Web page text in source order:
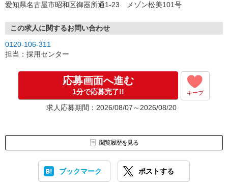
愛知県名古屋市昭和区御器所通1-23 メゾン松美101号
この求人に関するお問い合わせ
0120-106-311
担当：採用センター
応募画面へ進む
1分で応募完了!! キープ
求人応募期間：2026/08/07～2026/08/20
閲覧履歴を見る
ブックマーク ポストする